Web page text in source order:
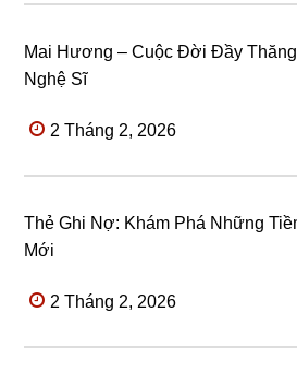
Mai Hương – Cuộc Đời Đầy Thăng
Nghệ Sĩ
2 Tháng 2, 2026
Thẻ Ghi Nợ: Khám Phá Những
Mới
2 Tháng 2, 2026